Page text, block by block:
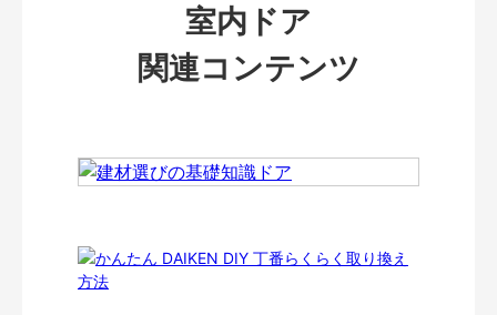
室内ドア
関連コンテンツ